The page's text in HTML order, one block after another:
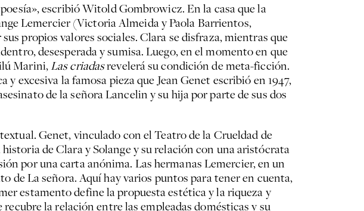
escribió Witold Gombrowicz. En la casa que la
Lemercier (Victoria Almeida y Paola Barrientos,
propios valores sociales. Clara se disfraza, mientras que
desesperada y sumisa. Luego, en el momento en que
Marini,Las criadasrevelerá su condición de meta-ficción.
excesiva la famosa pieza que Jean Genet escribió en 1947,
de la señora Lancelin y su hija por parte de sus dos
Genet, vinculado con el Teatro de la Crueldad de
de Clara y Solange y su relación con una aristócrata
por una carta anónima. Las hermanas Lemercier, en un
de La señora. Aquí hay varios puntos para tener en cuenta,
estamento define la propuesta estética y la riqueza y
la relación entre las empleadas domésticas y su